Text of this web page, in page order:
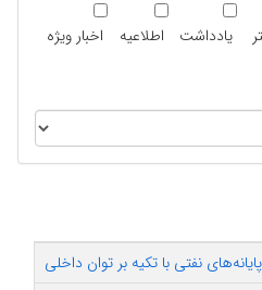
یادداشت اطلاعیه اخبار ویژه
نفتی با تکیه بر توان داخلی